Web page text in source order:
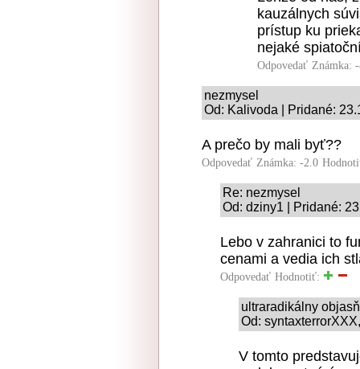
kauzálnych
prístup ku
nejaké
Odpovedať Známka:
nezmysel
Od: Kalivoda | Pridané:
A prečo by mali byť??
Odpovedať Známka: -2.0
Re: nezmysel
Od: dziny1 | Pridané:
Lebo v zahranici to
cenami a vedia ich
Odpovedať Hodnotiť:
ultraradikálny
Od:
V tomto